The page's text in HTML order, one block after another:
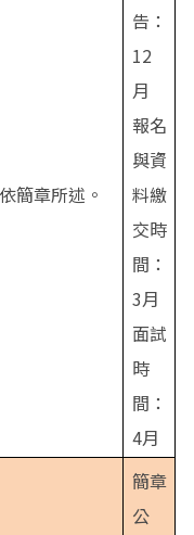
簡章所述。
告：
12
月
報名
與資
料繳
交時
間：
3月
面試
時
間：
4月
簡章
公